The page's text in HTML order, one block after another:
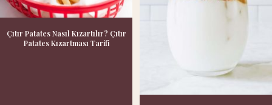
Çıtır Patates Nasıl Kızartılır? Çıtır
Patates Kızartması Tarifi